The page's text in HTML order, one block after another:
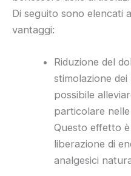
Di seguito sono elencati
vantaggi:
Riduzione del
stimolazione
possibile
particolare
Questo effetto
liberazione di
analgesici